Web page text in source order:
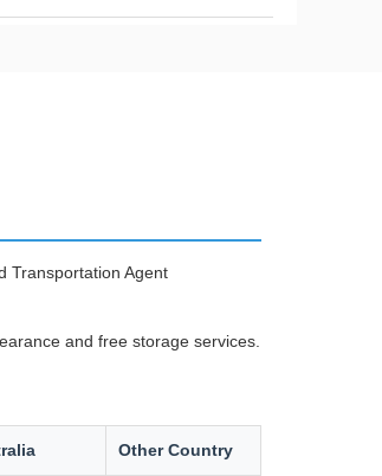
Transportation Agent
and free storage services.
Other Country